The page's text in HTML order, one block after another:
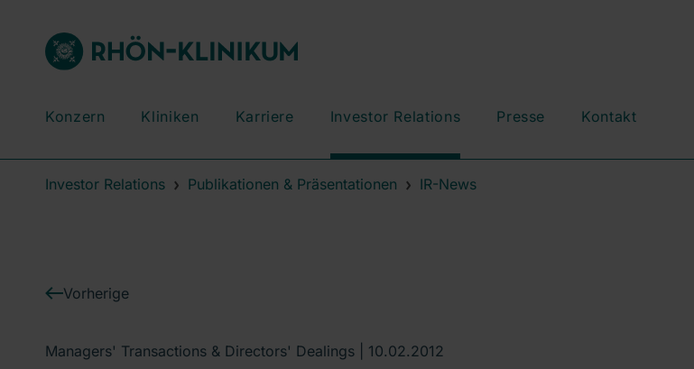
Konzern Kliniken Karriere Investor Relations Presse Kontakt
Investor Relations Publikationen & Präsentationen IR-News
Vorherige
Managers' Transactions & Directors' Dealings | 10.02.2012